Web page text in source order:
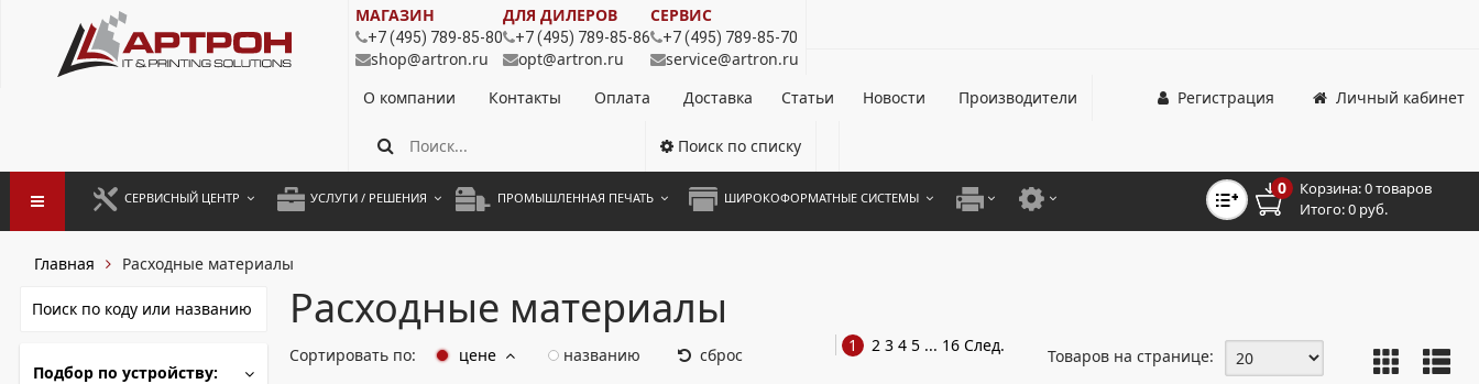
МАГАЗИН
+7 (495) 789-85-80
shop@artron.ru
ДЛЯ ДИЛЕРОВ
+7 (495) 789-85-86
opt@artron.ru
СЕРВИС
+7 (495) 789-85-70
service@artron.ru
О компании
Контакты Оплата Доставка Статьи Новости Производители Личный кабинет
Регистрация
Поиск по списку
СЕРВИСНЫЙ ЦЕНТР
РЕГЛАМЕНТНЫЕ РАБОТЫ
УСЛУГИ / РЕШЕНИЯ
ПОКОПИЙНАЯ ПЕЧАТЬ
КОНТРОЛЬ ПЕЧАТИ
ПРОМЫШЛЕННАЯ ПЕЧАТЬ ШИРОКОФОРМАТНЫЕ СИСТЕМЫ
А4 МОНОХРОМНЫЕ
0 Корзина:0 товаров
Итого:0 руб.
Главная Расходные материалы
Подбор по устройству:
Расходные материалы
Сортировать по: цене названию сброс 1 2 3 4 5 ... 16 След.
Товаров на странице: